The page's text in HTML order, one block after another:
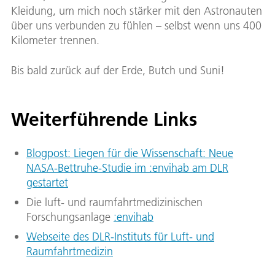
Kleidung, um mich noch stärker mit den Astronauten
über uns verbunden zu fühlen – selbst wenn uns 400
Kilometer trennen.
Bis bald zurück auf der Erde, Butch und Suni!
Weiterführende Links
Blogpost: Liegen für die Wissenschaft: Neue
NASA-Bettruhe-Studie im :envihab am DLR
gestartet
Die luft- und raumfahrtmedizinischen
Forschungsanlage :envihab
Webseite des DLR-Instituts für Luft- und
Raumfahrtmedizin